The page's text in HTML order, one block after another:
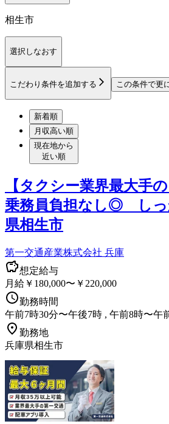
相生市
選択しなおす
こだわり条件を追加する この条件で更
新着順
月収高い順
現在地から
近い順
【タクシー業界最大
乗務員負担なし◎ しっ
県相生市
第一交通産業株式会社 兵庫
想定給与
月給￥180,000〜￥220,000
勤務時間
午前7時30分〜午後7時 , 午前8時〜午
勤務地
兵庫県相生市